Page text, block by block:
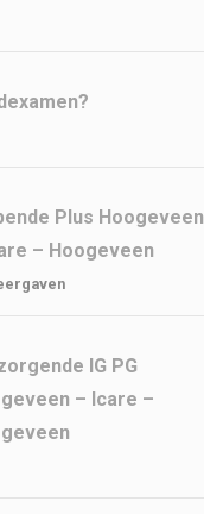
Plus Hoogeveen
– Hoogeveen
IG PG
– Icare –